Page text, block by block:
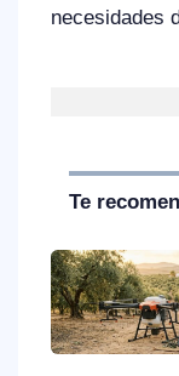
necesidades
Te